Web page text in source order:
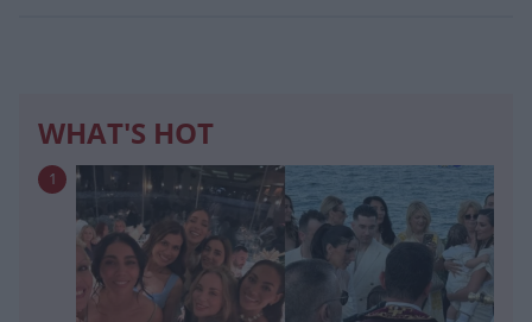
WHAT'S HOT
1